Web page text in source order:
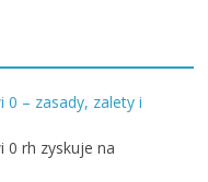
0 – zasady, zalety i
0 rh zyskuje na